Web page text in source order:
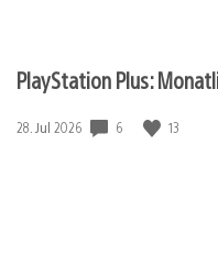
PlayStation Plus:
Veröffentlichungsdatum:
28. Jul 2026 6 13